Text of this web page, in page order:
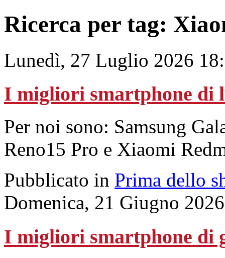
Ricerca per tag:
Lunedì, 27 Luglio 2026
I migliori smartphone di
Per noi sono: Samsung
Reno15 Pro e Xiaomi
Pubblicato in Prima dello
Domenica, 21 Giugno
I migliori smartphone di